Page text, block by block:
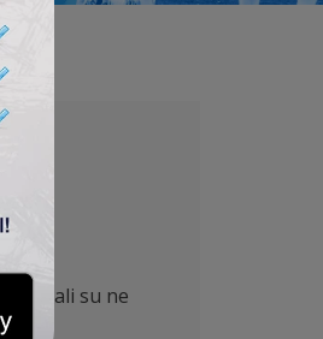
postali su ne